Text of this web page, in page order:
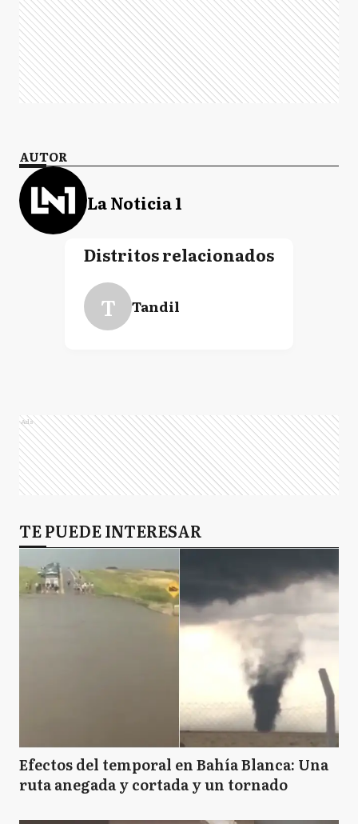
AUTOR
La Noticia 1
Distritos relacionados
T Tandil
Ads
TE PUEDE INTERESAR
Efectos del temporal en Bahía Blanca: Una
ruta anegada y cortada y un tornado